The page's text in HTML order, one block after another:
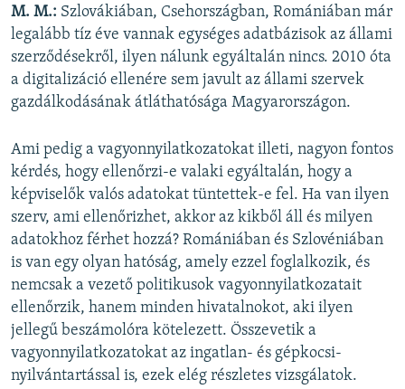
M. M.: Szlovákiában, Csehországban, Romániában már
legalább tíz éve vannak egységes adatbázisok az állami
szerződésekről, ilyen nálunk egyáltalán nincs. 2010 óta
a digitalizáció ellenére sem javult az állami szervek
gazdálkodásának átláthatósága Magyarországon.
Ami pedig a vagyonnyilatkozatokat illeti, nagyon fontos
kérdés, hogy ellenőrzi-e valaki egyáltalán, hogy a
képviselők valós adatokat tüntettek-e fel. Ha van ilyen
szerv, ami ellenőrizhet, akkor az kikből áll és milyen
adatokhoz férhet hozzá? Romániában és Szlovéniában
is van egy olyan hatóság, amely ezzel foglalkozik, és
nemcsak a vezető politikusok vagyonnyilatkozatait
ellenőrzik, hanem minden hivatalnokot, aki ilyen
jellegű beszámolóra kötelezett. Összevetik a
vagyonnyilatkozatokat az ingatlan- és gépkocsi-
nyilvántartással is, ezek elég részletes vizsgálatok.